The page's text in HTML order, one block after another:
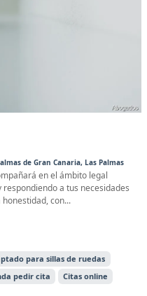
de Gran Canaria, Las Palmas
en el ámbito legal
a tus necesidades
con...
para sillas de ruedas
pedir cita
Citas online